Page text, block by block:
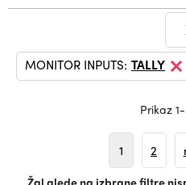
MONITOR INPUTS: TALLY
Prikaz
1 2
Žal glede na izbrane filtre